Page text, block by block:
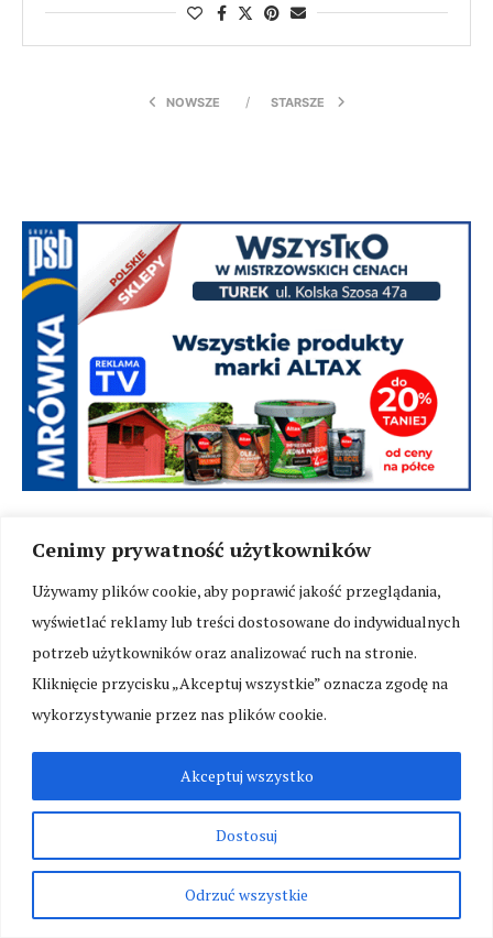
Cenimy prywatność użytkowników
Używamy plików cookie, aby poprawić jakość przeglądania,
wyświetlać reklamy lub treści dostosowane do indywidualnych
potrzeb użytkowników oraz analizować ruch na stronie.
Kliknięcie przycisku „Akceptuj wszystkie” oznacza zgodę na
wykorzystywanie przez nas plików cookie.
Dostosuj
Odrzuć wszystkie
Akceptuj wszystko
NOWSZE STARSZE